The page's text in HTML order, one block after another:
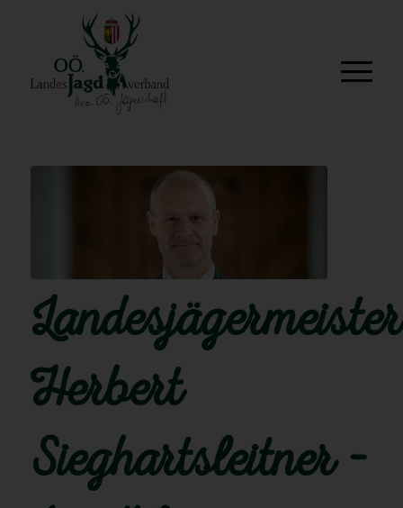
Landesjägermeister
Herbert
Sieghartsleitner –